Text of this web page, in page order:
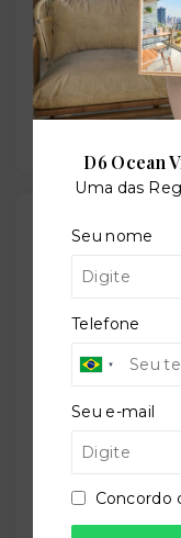
Previsão de
31/08/2026
Localização
Avenida Cândido
Curitiba/PR-
+
−
D6 Ocean
Uma das
Seu nome
Telefone
Seu e-mail
Concordo